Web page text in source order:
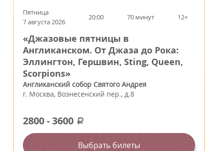
Пятница
7 августа 2026
20:00 70 минут 12+
«Джазовые пятницы в
Англиканском. От Джаза до Рока:
Эллингтон, Гершвин, Sting, Queen,
Scorpions»
Англиканский собор Святого Андрея
г. Москва, Вознесенский пер., д.8
2800-3600 a
Выбрать билеты